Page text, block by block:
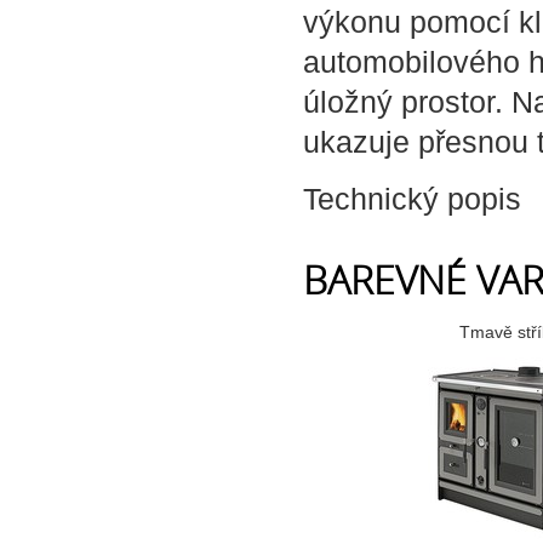
výkonu pomocí
automobilového
úložný prostor.
ukazuje přesnou
Technický popis
BAREVNÉ
Tmavě